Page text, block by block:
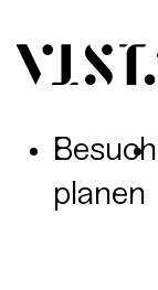
Besuch
planen